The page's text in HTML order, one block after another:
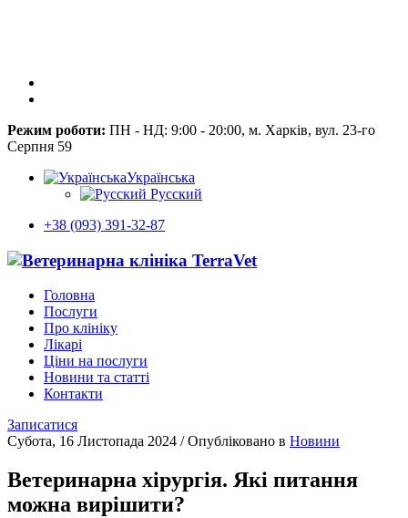
Режим роботи: ПН - НД: 9:00 - 20:00, м. Харків, вул. 23-го
Серпня 59
Українська
Русский
+38 (093) 391-32-87
Головна
Послуги
Про клініку
Лікарі
Ціни на послуги
Новини та статті
Контакти
Записатися
Субота, 16 Листопада 2024 /Опубліковано в Новини
Ветеринарна хірургія. Які питання
можна вирішити?